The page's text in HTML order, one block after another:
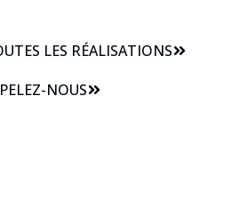
LES RÉALISATIONS
NOUS